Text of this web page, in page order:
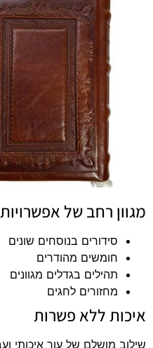
מגוון רחב של אפשרויות
סידורים בנוסחים שונים
חומשים מהודרים
תהילים בגדלים מגוונים
מחזורים לחגים
איכות ללא פשרות
שילוב מושלם של עור איכותי